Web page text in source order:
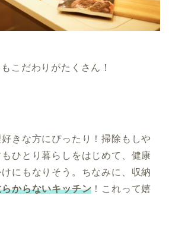
こだわりがたくさん！
きな方にぴったり！掃除もしや
ひとり暮らしをはじめて、健康
にもなりそう。ちなみに、収納
らからないキッチン ！これって嬉